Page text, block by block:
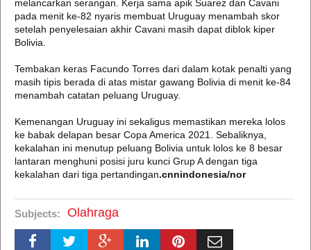
melancarkan serangan. Kerja sama apik Suarez dan Cavani
pada menit ke-82 nyaris membuat Uruguay menambah skor
setelah penyelesaian akhir Cavani masih dapat diblok kiper
Bolivia.
Tembakan keras Facundo Torres dari dalam kotak penalti yang
masih tipis berada di atas mistar gawang Bolivia di menit ke-84
menambah catatan peluang Uruguay.
Kemenangan Uruguay ini sekaligus memastikan mereka lolos
ke babak delapan besar Copa America 2021. Sebaliknya,
kekalahan ini menutup peluang Bolivia untuk lolos ke 8 besar
lantaran menghuni posisi juru kunci Grup A dengan tiga
kekalahan dari tiga pertandingan.cnnindonesia/nor
Subjects: Olahraga